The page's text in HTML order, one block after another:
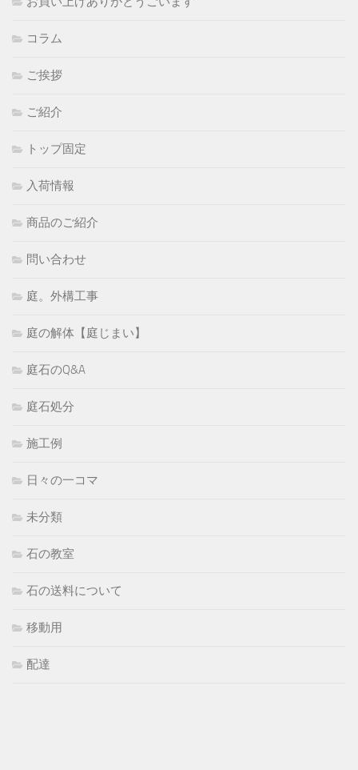
コラム
ご挨拶
ご紹介
トップ固定
入荷情報
商品のご紹介
問い合わせ
庭。外構工事
庭の解体【庭じまい】
庭石のQ&A
庭石処分
施工例
日々の一コマ
未分類
石の教室
石の送料について
移動用
配達